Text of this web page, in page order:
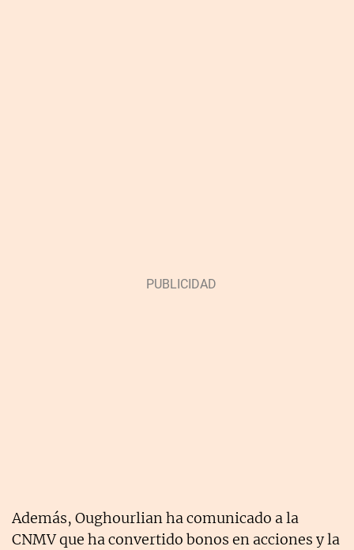
Además, Oughourlian ha comunicado a la
CNMV que ha convertido bonos en acciones y la